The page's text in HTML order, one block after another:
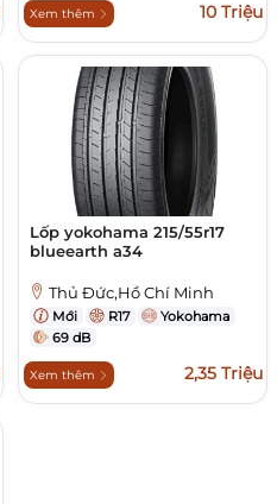
Xem thêm 10 Triệu
Lốp yokohama 215/55r17
blueearth a34
Thủ Đức,Hồ Chí Minh
Mới R17
Yokohama
69 dB
Xem thêm 2,35 Triệu